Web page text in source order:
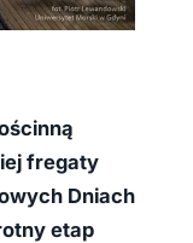
fregaty
Dniach
etap